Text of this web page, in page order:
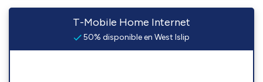
T-Mobile Home Internet
50% disponible en West Islip